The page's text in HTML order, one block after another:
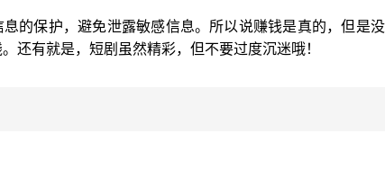
的保护，避免泄露敏感信息。所以说赚钱是真的，但是
还有就是，短剧虽然精彩，但不要过度沉迷哦！